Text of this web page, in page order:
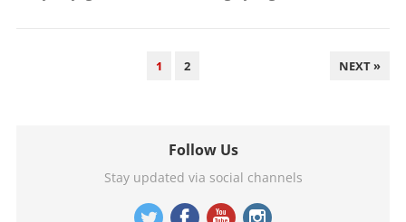
1 2 NEXT »
Follow Us
Stay updated via social channels